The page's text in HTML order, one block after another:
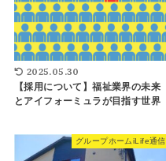
2025.05.30
【採用について】福祉業界の未来
とアイフォーミュラが目指す世界
グループホームiLife通信